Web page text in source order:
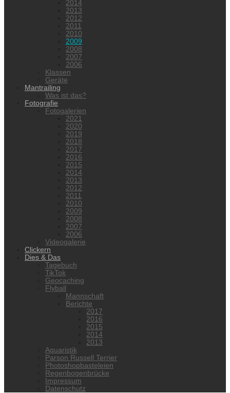
2014
2013
2012
2011
2010
2009
2008
2007
2006
Klassen
Geräte
Mantrailing
Was ist das?
Fotografie
Fotogalerien
2021
2020
2019
2018
2017
2016
2015
2014
2013
2012
2011
2010
2009
2008
2007
2006
Videogalerie
Clickern
Dies & Das
Tagebuch
TikTok
Geocaching
Flyball
Mannschaft
Berichte
2017
2016
2015
2014
2013
Aquaristik
Parson Russell Terrier
Photoshopbasteleien
Regenbogenbrücke
Impressum
Datenschutz